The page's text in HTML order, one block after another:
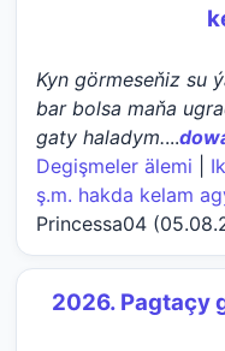
Kyn görmeseňiz su
bar bolsa maňa
gaty haladym....
Degişmeler älemi
ş.m. hakda kelam
Princessa04
2026. Pagtaçy